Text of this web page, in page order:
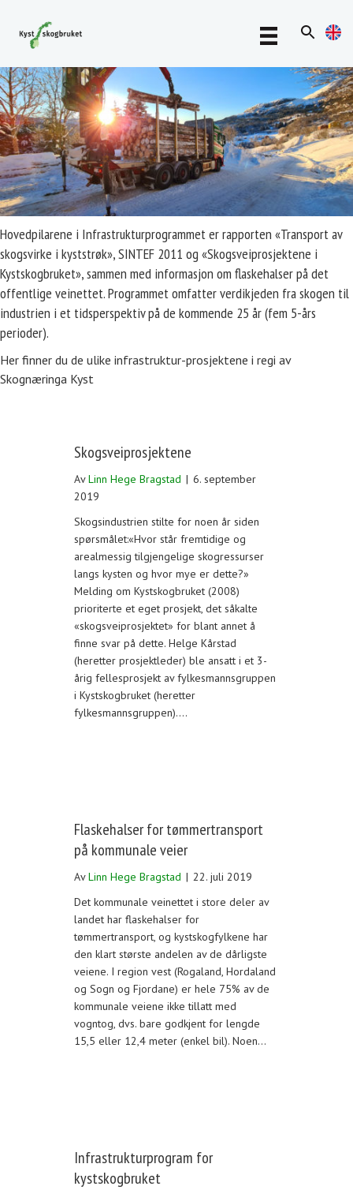
Hovedpilarene i Infrastrukturprogrammet er rapporten «Transport av
skogsvirke i kyststrøk», SINTEF 2011 og «Skogsveiprosjektene i
Kystskogbruket», sammen med informasjon om flaskehalser på det
offentlige veinettet. Programmet omfatter verdikjeden fra skogen til
industrien i et tidsperspektiv på de kommende 25 år (fem 5-års
perioder).
Her finner du de ulike infrastruktur-prosjektene i regi av
Skognæringa Kyst
Skogsveiprosjektene
AvLinn Hege Bragstad | 6. september
2019
Skogsindustrien stilte for noen år siden
spørsmålet:«Hvor står fremtidige og
arealmessig tilgjengelige skogressurser
langs kysten og hvor mye er dette?»
Melding om Kystskogbruket (2008)
prioriterte et eget prosjekt, det såkalte
«skogsveiprosjektet» for blant annet å
finne svar på dette. Helge Kårstad
(heretter prosjektleder) ble ansatt i et 3-
årig fellesprosjekt av fylkesmannsgruppen
i Kystskogbruket (heretter
fylkesmannsgruppen).…
Flaskehalser for tømmertransport
på kommunale veier
AvLinn Hege Bragstad | 22. juli 2019
Det kommunale veinettet i store deler av
landet har flaskehalser for
tømmertransport, og kystskogfylkene har
den klart største andelen av de dårligste
veiene. I region vest (Rogaland, Hordaland
og Sogn og Fjordane) er hele 75% av de
kommunale veiene ikke tillatt med
vogntog, dvs. bare godkjent for lengde
15,5 eller 12,4 meter (enkel bil). Noen…
Infrastrukturprogram for
kystskogbruket